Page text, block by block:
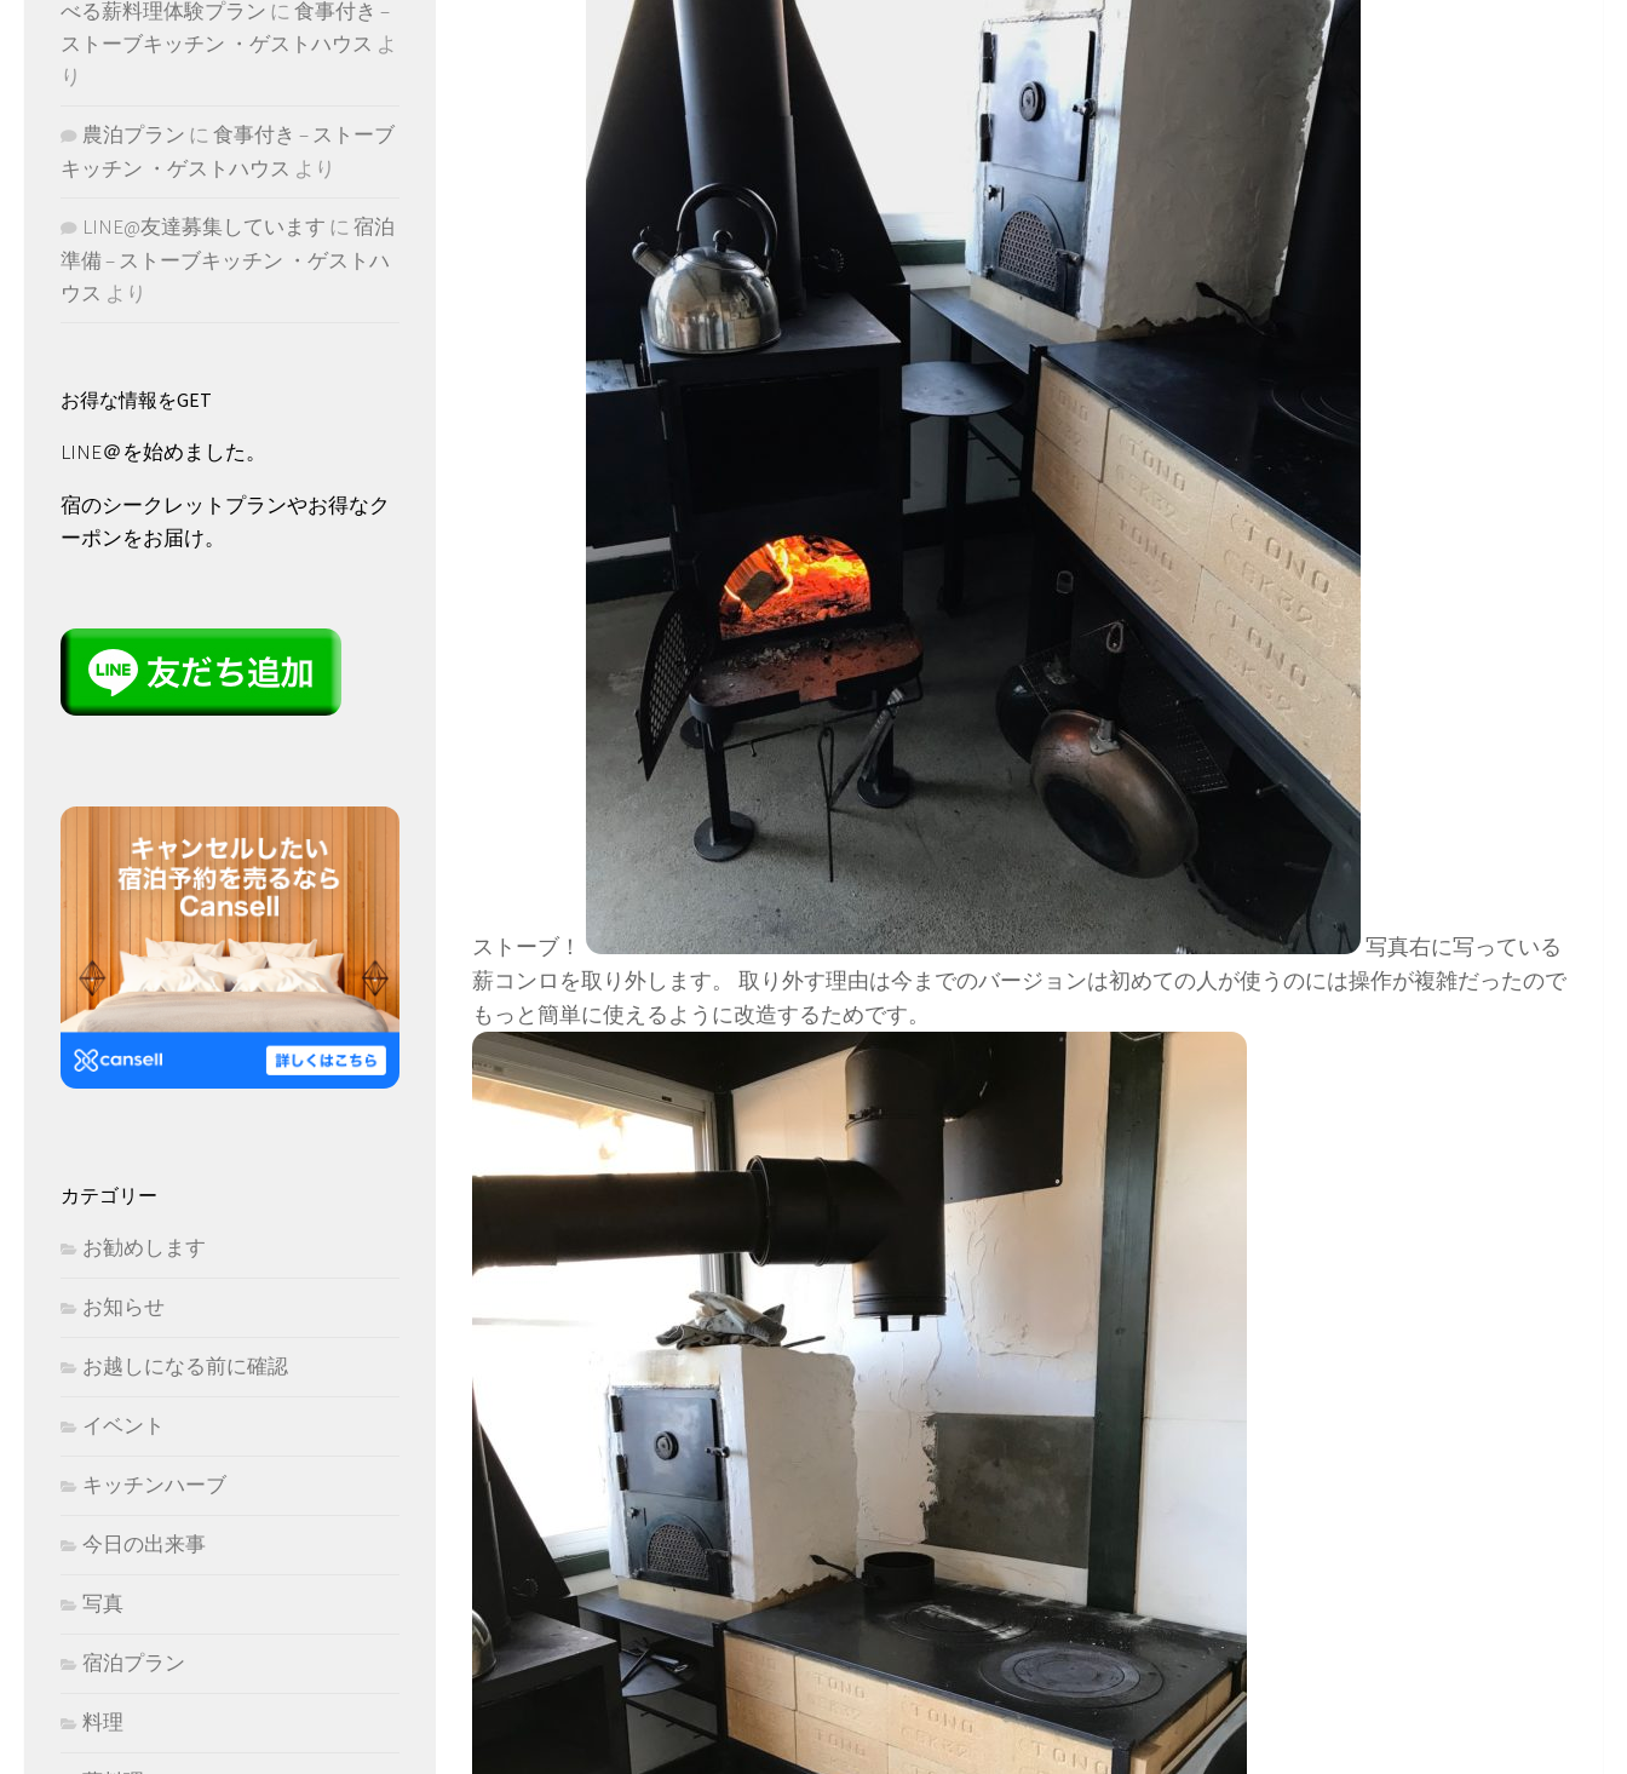
ストーブ！
写真右に写っている
薪コンロを取り外します。 取り外す理由は今までのバージョンは初めての人が使うのには操作が複雑だったので
もっと簡単に使えるように改造するためです。
べる薪料理体験プラン に 食事付き –
ストーブキッチン ・ゲストハウス よ
り
農泊プラン に 食事付き – ストーブ
キッチン ・ゲストハウス より
LINE@友達募集しています に 宿泊
準備 – ストーブキッチン ・ゲストハ
ウス より
お得な情報をGET
LINE＠を始めました。
宿のシークレットプランやお得なク
ーポンをお届け。
カテゴリー
お勧めします
お知らせ
お越しになる前に確認
イベント
キッチンハーブ
今日の出来事
写真
宿泊プラン
料理